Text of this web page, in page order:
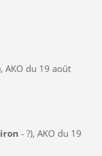
AKO du 19 août
- ?), AKO du 19